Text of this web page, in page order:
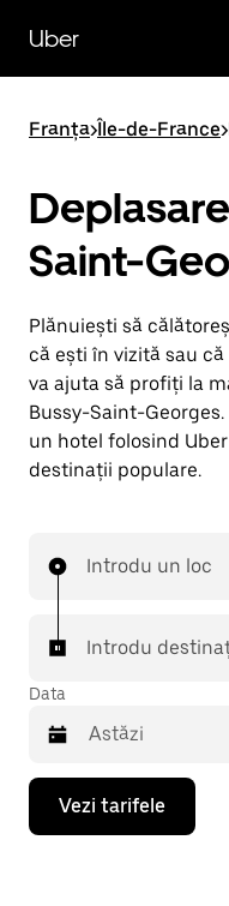
direct
conținutul
principal
Uber
Franța>Île-de-France>
Saint-
Plănuiești să
că ești în vizită sau
va ajuta să profiți la
Bussy-Saint-
un hotel folosind
destinații populare.
Introdu un loc
Introdu
Data
Pentru
deschide
Vezi tarifele